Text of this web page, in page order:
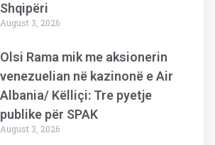
Shqipëri
August 3, 2026
Olsi Rama mik me aksionerin
venezuelian në kazinonë e Air
Albania/ Këlliçi: Tre pyetje
publike për SPAK
August 3, 2026